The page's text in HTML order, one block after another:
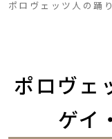
ポロヴェッツ人の踊
ポロヴェ
ゲイ